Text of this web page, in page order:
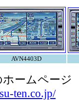
AVN4403D
ームページ
ten.co.jp/